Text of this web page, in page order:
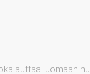
auttaa luomaan